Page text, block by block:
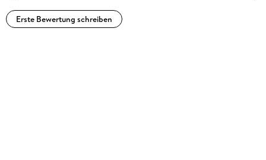
Erste Bewertung schreiben